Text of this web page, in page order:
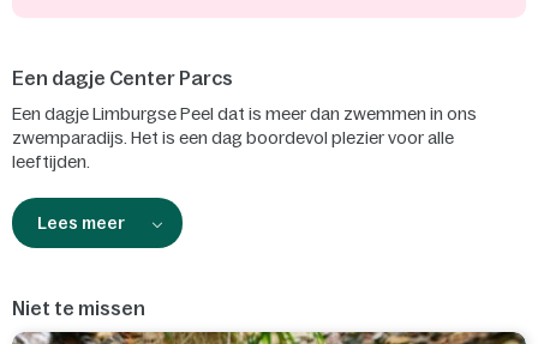
Een dagje Center Parcs
Een dagje Limburgse Peel dat is meer dan zwemmen in ons
zwemparadijs. Het is een dag boordevol plezier voor alle
leeftijden.
Lees meer
Niet te missen